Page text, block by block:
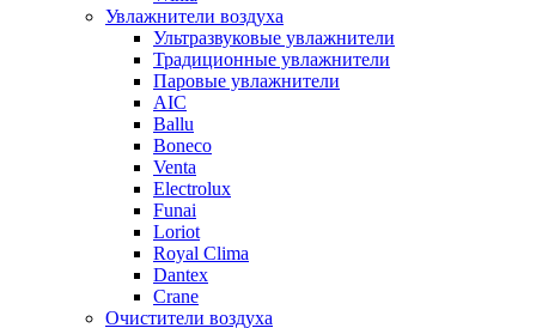
Увлажнители воздуха
Ультразвуковые увлажнители
Традиционные увлажнители
Паровые увлажнители
AIC
Ballu
Boneco
Venta
Electrolux
Funai
Loriot
Royal Clima
Dantex
Crane
Очистители воздуха